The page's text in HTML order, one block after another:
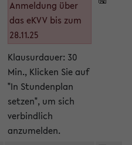
Anmeldung über
das eKVV bis zum
28.11.25
Klausurdauer: 30
Min., Klicken Sie auf
"In Stundenplan
setzen", um sich
verbindlich
anzumelden.